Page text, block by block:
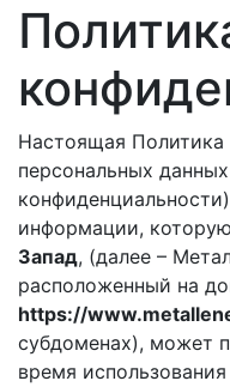
Настоящая Политика
персональных
информации,
Запад, (далее –
расположенный на
https://
субдоменах), может
время использования